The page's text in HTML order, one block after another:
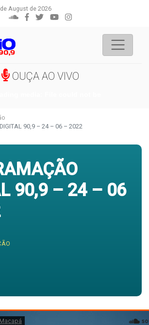
August de 2026
OUÇA AO VIVO
90,9 – 24 – 06 – 2022
90,9 – 24 – 06